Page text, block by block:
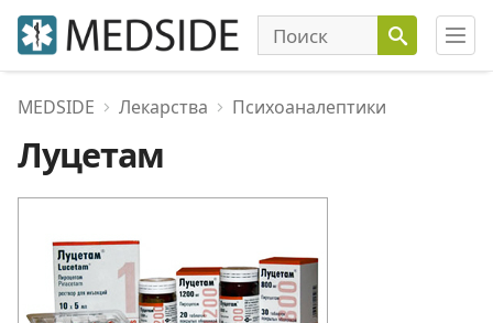
MEDSIDE Лекарства Психоаналептики
Луцетам